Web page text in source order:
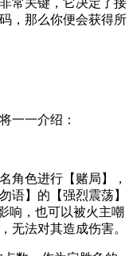
，那么你便会获得所
一一介绍：
角色进行【赌局】，
语】的【强烈震荡】
响，也可以被火主嘲
无法对其造成伤害。